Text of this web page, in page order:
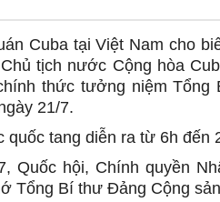
Cuba tại Việt Nam cho
tịch nước Cộng hòa
thức tưởng niệm Tổng
21/7.
quốc tang diễn ra từ 6h đến
Quốc hội, Chính quyền
Tổng Bí thư Đảng Cộng